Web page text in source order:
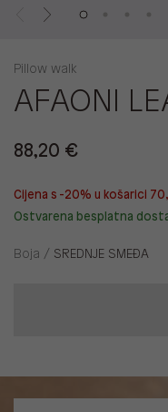
Pillow walk
AFAONI
88,20 €
Cijena s -20% u košarici
Ostvarena besplatna
Boja / SREDNJE SMEĐA